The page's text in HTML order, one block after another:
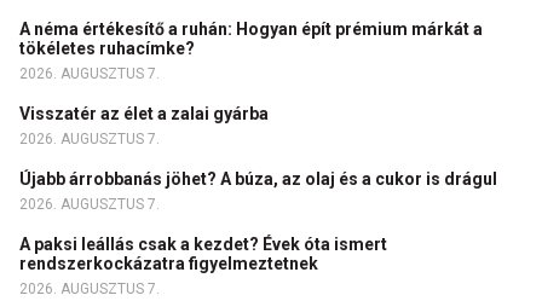
A néma értékesítő a ruhán: Hogyan épít prémium márkát a
tökéletes ruhacímke?
2026. AUGUSZTUS 7.
Visszatér az élet a zalai gyárba
2026. AUGUSZTUS 7.
Újabb árrobbanás jöhet? A búza, az olaj és a cukor is drágul
2026. AUGUSZTUS 7.
A paksi leállás csak a kezdet? Évek óta ismert
rendszerkockázatra figyelmeztetnek
2026. AUGUSZTUS 7.